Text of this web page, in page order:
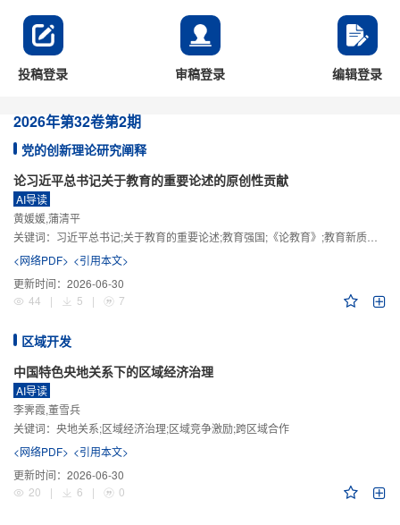
投稿登录 审稿登录 编辑登录
2026年第32卷第2期
党的创新理论研究阐释
论习近平总书记关于教育的重要论述的原创性贡献
AI导读
黄媛媛,蒲清平
关键词： 习近平总书记;关于教育的重要论述;教育强国;《论教育》;教育新质生产力;教育人工智能
<网络PDF> <引用本文>
更新时间： 2026-06-30
44
| 5 | 7
区域开发
中国特色央地关系下的区域经济治理
AI导读
李霁霞,董雪兵
关键词： 央地关系;区域经济治理;区域竞争激励;跨区域合作
<网络PDF> <引用本文>
更新时间： 2026-06-30
20
| 6 | 0